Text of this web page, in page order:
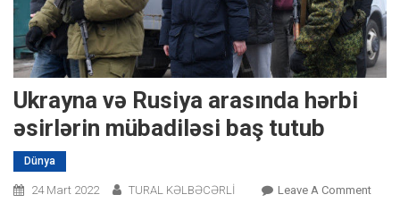
Ukrayna və Rusiya arasında hərbi
əsirlərin mübadiləsi baş tutub
Dünya
24 Mart 2022 TURAL KƏLBƏCƏRLİ Leave A CommentOn